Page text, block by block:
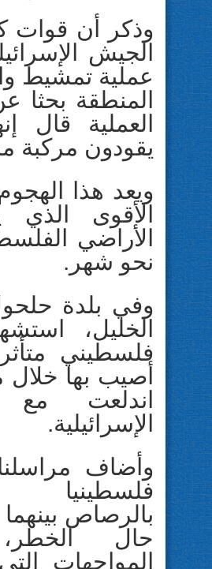
وذكر أن قوات
الجيش
عملية تمشيط
المنطقة بحثا
العملية قال
يقودون مركبة
ويعد هذا
الأقوى
الأراضي
نحو شهر.
وفي بلدة
الخليل،
فلسطيني
أصيب بها
اندلعت مع
الإسرائيلية.
فلسطينيا
بالرصاص
حال
المواجهات